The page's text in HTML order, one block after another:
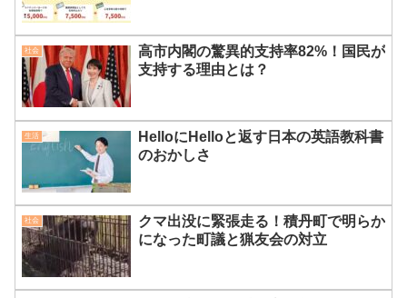
社会
高市内閣の驚異的支持率82%！国民が
支持する理由とは？
生活
HelloにHelloと返す日本の英語教科書
のおかしさ
社会
クマ出没に緊張走る！積丹町で明らか
になった町議と猟友会の対立